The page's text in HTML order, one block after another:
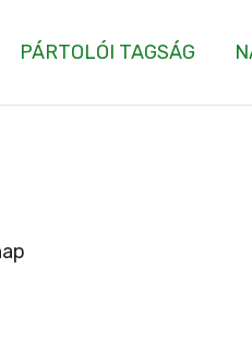
PÁRTOLÓI TAGSÁG